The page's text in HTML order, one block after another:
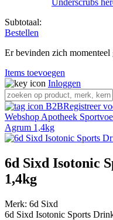
Underscrubs
Subtotaal:
Bestellen
Er bevinden zich
Items toevoegen
Inloggen
Registreer
Webshop Apotheek
Agrum 1,4kg
6d Sixd Isotonic
1,4kg
Merk: 6d Sixd
6d Sixd Isotonic Sports